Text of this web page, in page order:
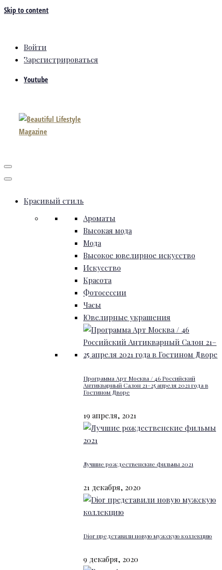
Skip to content
Войти
Зарегистрироваться
Youtube
Красивый стиль
Ароматы
Высокая мода
Мода
Высокое ювелирное искусство
Искусство
Красота
Фотосессии
Часы
Ювелирные украшения
Программа Арт Москва / 46 Российский
Антикварный Салон 21–25 апреля 2021 года в
Гостином Дворе
19 апреля, 2021
Лучшие рождественские фильмы 2021
21 декабря, 2020
Dior представили новую мужскую коллекцию
9 декабря, 2020